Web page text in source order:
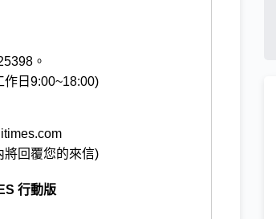
。
作日9:00~18:00)
將回覆您的來信)
行動版